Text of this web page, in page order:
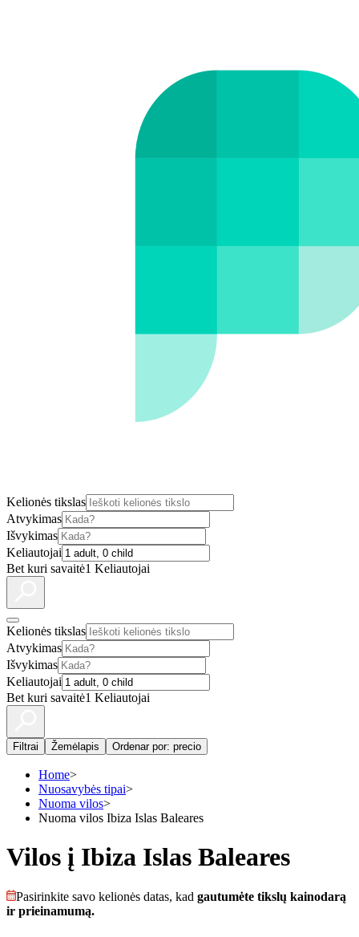
Kelionės tikslas
Atvykimas
Išvykimas
Keliautojai
Bet kuri savaitė1 Keliautojai
Kelionės tikslas
Atvykimas
Išvykimas
Keliautojai
Bet kuri savaitė1 Keliautojai
Filtrai Žemėlapis Ordenar por: precio
Home>
Nuosavybės tipai>
Nuoma vilos>
Nuoma vilos Ibiza Islas Baleares
Vilos į Ibiza Islas Baleares
Pasirinkite savo kelionės datas, kad gautumėte tikslų kainodarą
ir prieinamumą.